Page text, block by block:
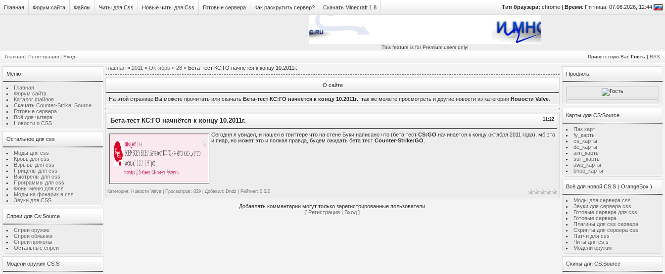
Главная Форум сайта Файлы Читы для Css Новые читы для Css Готовые сервера Как раскрутить сервер? Скачать Minecraft 1.8 Тип браузера: chrome | Время: Пятница, 07.08.2026, 12:44
This feature is for Premium users only!
Главная | Регистрация | Вход Приветствую Вас Гость | RSS
Меню
Главная
Форум сайта
Каталог файлов
Скачать Counter-Strike: Source
Готовые сервера
Всё для читера
Новости о CSS
Остальное для css
Моды для css
Кровь для css
Взрывы для css
Прицелы для css
Выстрелы для css
Программы для css
Фоны меню для css
Моды на фонарик в css
Звуки для CSS
Спреи для Cs:Source
Спреи оружие
Спреи обманки
Спреи приколы
Остальные спреи
Модели оружия CS:S
Главная » 2011 » Октябрь » 28 » Бета-тест КС:ГО начнётся к концу 10.2011г.
О сайте
На этой странице Вы можете прочитать или скачать Бета-тест КС:ГО начнётся к концу 10.2011г. , так же можете просмотреть и другие новости из категории Новости Valve
11:22
Бета-тест КС:ГО начнётся к концу 10.2011г.
Сегодня я увидел, и нашел в твиттере что на стене Буки написано что (бета тест CS:GO начинается к концу октября 2011 года), мб это
и пиар, но может это и полная правда, будем ожидать бета тест Counter-Strike:GO
Категория: Новости Valve Просмотров: 829 | Добавил: Dndz Рейтинг: 0.0/0
Добавлять комментарии могут только зарегистрированные пользователи.
[ Регистрация | Вход ]
Профиль
Карты для CS:Source
Пак карт
fy_карты
cs_карты
de_карты
aim_карты
surf_карты
awp_карты
bhop_карты
Всё для новой CS:S ( OrangeBox )
Моды для сервера css
Звуки для сервера сss
Готовые сервера для css
Готовые сервера
Плагины для css сервера
Скрипты для сервера css
Патчи для css
Читы для cs:s
Модели оружия
Скины для CS:Source